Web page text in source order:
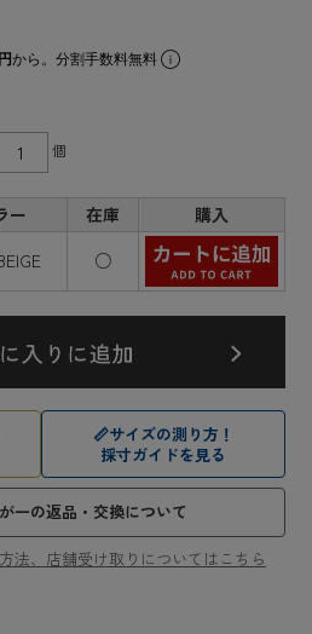
から。分割手数料無料
個
ー 在庫
購入
○
📏サイズの測り方！
採寸ガイドを見る
一の返品・交換について
法、店舗受け取りについてはこちら